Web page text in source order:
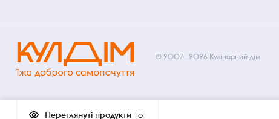
© 2007—2026 Кулінарний дім
Переглянуті продукти 0